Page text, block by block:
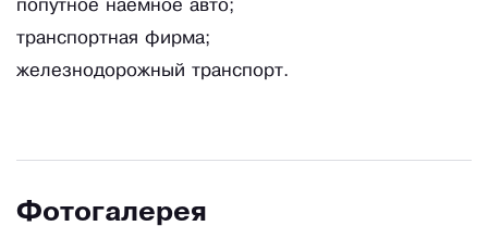
попутное наемное авто;
транспортная фирма;
железнодорожный транспорт.
Фотогалерея